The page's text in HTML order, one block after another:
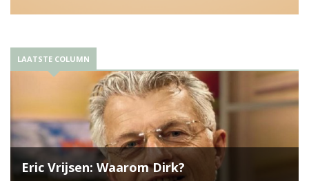
LAATSTE COLUMN
Eric Vrijsen: Waarom Dirk?